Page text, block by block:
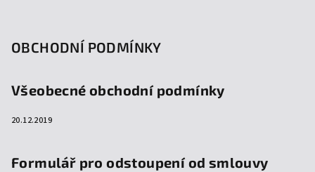
OBCHODNÍ PODMÍNKY
Všeobecné obchodní podmínky
20.12.2019
Formulář pro odstoupení od smlouvy